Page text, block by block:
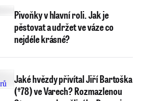
Pivoňky v hlavní roli. Jak je
pěstovat a udržet ve váze co
nejdéle krásné?
Jaké hvězdy přivítal Jiří Bartoška
(†78) ve Varech? Rozmazlenou